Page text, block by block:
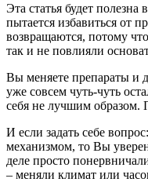
Эта статья будет
пытается избавиться от
возвращаются, потому
так и не повлияли
Вы меняете препараты и
уже совсем чуть-чуть
себя не лучшим образом.
И если задать себе
механизмом, то Вы
деле просто
– меняли климат или